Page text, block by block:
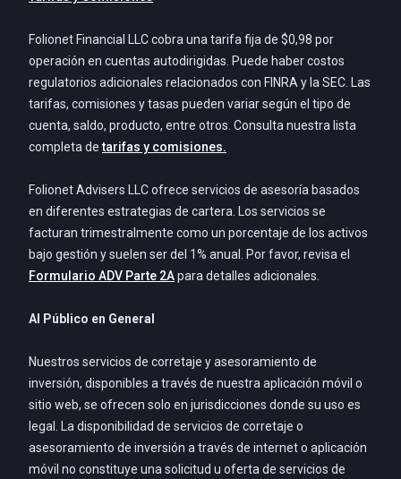
Folionet Financial LLC cobra una tarifa fija de $0,98 por
operación en cuentas autodirigidas. Puede haber costos
regulatorios adicionales relacionados con FINRA y la SEC. Las
tarifas, comisiones y tasas pueden variar según el tipo de
cuenta, saldo, producto, entre otros. Consulta nuestra lista
completa detarifas y comisiones.
Folionet Advisers LLC ofrece servicios de asesoría basados
en diferentes estrategias de cartera. Los servicios se
facturan trimestralmente como un porcentaje de los activos
bajo gestión y suelen ser del 1% anual. Por favor, revisa el
Formulario ADV Parte 2Apara detalles adicionales.
Al Público en General
Nuestros servicios de corretaje y asesoramiento de
inversión, disponibles a través de nuestra aplicación móvil o
sitio web, se ofrecen solo en jurisdicciones donde su uso es
legal. La disponibilidad de servicios de corretaje o
asesoramiento de inversión a través de internet o aplicación
móvil no constituye una solicitud u oferta de servicios de